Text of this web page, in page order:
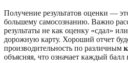
Получение результатов оценки —
большему самосознанию. Важно
результаты не как оценку «сдал»
дорожную карту. Хороший отчет
производительность по различным
объясняя, что означает каждый балл